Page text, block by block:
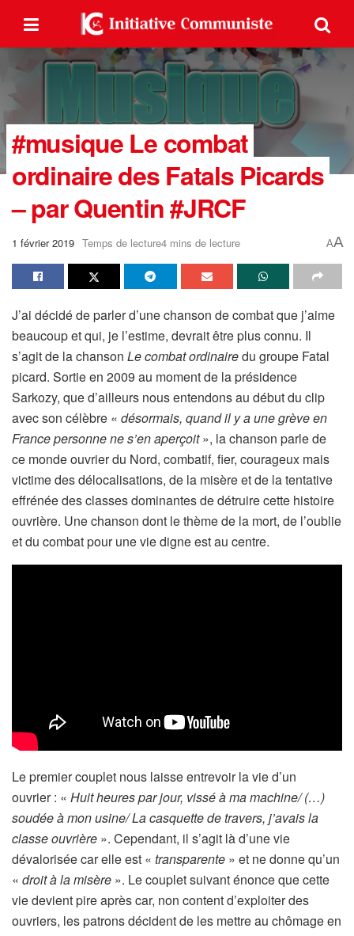
#musique Le combat
ordinaire des Fatals Picards
– par Quentin #JRCF
1 février 2019 Temps de lecture4 mins de lecture AA
J’ai décidé de parler d’une chanson de combat que j’aime
beaucoup et qui, je l’estime, devrait être plus connu. Il
s’agit de la chanson Le combat ordinairedu groupe Fatal
picard. Sortie en 2009 au moment de la présidence
Sarkozy, que d’ailleurs nous entendons au début du clip
avec son célèbre « désormais, quand il y a une grève en
France personne ne s’en aperçoit», la chanson parle de
ce monde ouvrier du Nord, combatif, fier, courageux mais
victime des délocalisations, de la misère et de la tentative
effrénée des classes dominantes de détruire cette histoire
ouvrière. Une chanson dont le thème de la mort, de l’oublie
et du combat pour une vie digne est au centre.
Le premier couplet nous laisse entrevoir la vie d’un
ouvrier : « Huit heures par jour, vissé à ma machine/ (…)
soudée à mon usine/ La casquette de travers, j’avais la
classe ouvrière ». Cependant, il s’agit là d’une vie
dévalorisée car elle est « transparente » et ne donne qu’un
« droit à la misère ». Le couplet suivant énonce que cette
vie devient pire après car, non content d’exploiter des
ouvriers, les patrons décident de les mettre au chômage en